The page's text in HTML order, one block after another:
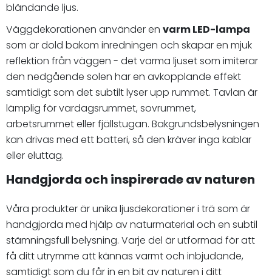
bländande ljus.
Väggdekorationen använder en varm LED-lampa
som är dold bakom inredningen och skapar en mjuk
reflektion från väggen - det varma ljuset som imiterar
den nedgående solen har en avkopplande effekt
samtidigt som det subtilt lyser upp rummet. Tavlan är
lämplig för vardagsrummet, sovrummet,
arbetsrummet eller fjällstugan. Bakgrundsbelysningen
kan drivas med ett batteri, så den kräver inga kablar
eller eluttag.
Handgjorda och inspirerade av naturen
Våra produkter är unika ljusdekorationer i trä som är
handgjorda med hjälp av naturmaterial och en subtil
stämningsfull belysning. Varje del är utformad för att
få ditt utrymme att kännas varmt och inbjudande,
samtidigt som du får in en bit av naturen i ditt